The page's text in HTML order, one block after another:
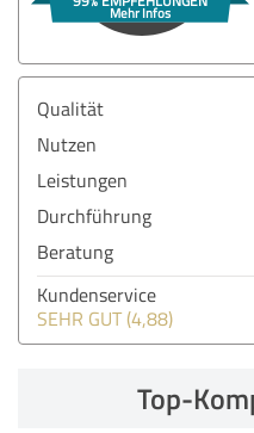
Qualität
Nutzen
Leistungen
Durchführung
Beratung
Kundenservice
SEHR GUT (4,88)
Top-